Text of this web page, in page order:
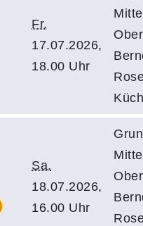
Fr.
17.07.2026,
18.00 Uhr
Sa.
18.07.2026,
16.00 Uhr